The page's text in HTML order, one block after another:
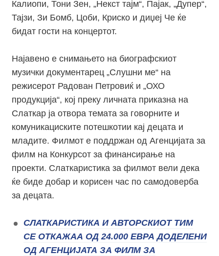
Калиопи, Тони Зен, „Некст тајм“, Пајак, „Дупер“,
Тајзи, Зи Бомб, Цоби, Криско и диџеј Че ќе
бидат гости на концертот.
Најавено е снимањето на биографскиот
музички документарец „Слушни ме“ на
режисерот Радован Петровиќ и „ОХО
продукција“, кој преку личната приказна на
Слаткар ја отвора темата за говорните и
комуникациските потешкотии кај децата и
младите. Филмот е поддржан од Агенцијата за
филм на Конкурсот за финансирање на
проекти. Слаткаристика за филмот вели дека
ќе биде добар и корисен час по самодоверба
за децата.
СЛАТКАРИСТИКА И АВТОРСКИОТ ТИМ
СЕ ОТКАЖАА ОД 24.000 ЕВРА ДОДЕЛЕНИ
ОД АГЕНЦИЈАТА ЗА ФИЛМ ЗА